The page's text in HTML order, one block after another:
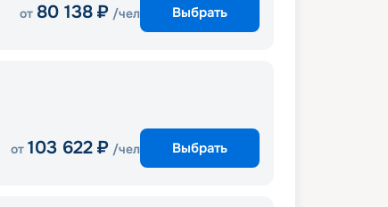
от 80 138 ₽ /чел Выбрать
от 103 622 ₽ /чел Выбрать